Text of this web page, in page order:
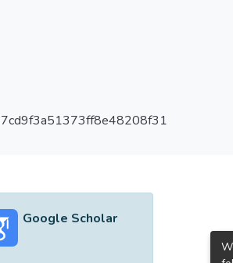
Google Scholar